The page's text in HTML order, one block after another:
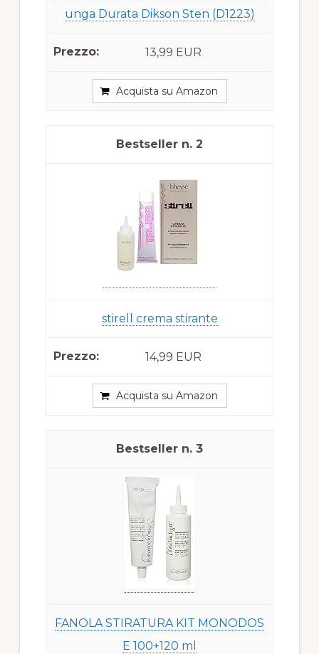
unga Durata Dikson Sten (D1223)
13,99 EUR
Acquista su Amazon
2
stirell crema stirante
14,99 EUR
Acquista su Amazon
3
FANOLA STIRATURA KIT MONODOS
E 100+120 ml